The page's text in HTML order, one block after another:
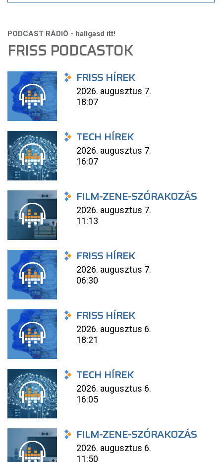
FRISS PODCASTOK
FRISS HÍREK
2026. augusztus 7.
18:07
TECH HÍREK
2026. augusztus 7.
16:07
FILM-ZENE-SZÓRAKOZÁS
2026. augusztus 7.
11:13
FRISS HÍREK
2026. augusztus 7.
06:30
FRISS HÍREK
2026. augusztus 6.
18:21
TECH HÍREK
2026. augusztus 6.
16:05
FILM-ZENE-SZÓRAKOZÁS
2026. augusztus 6.
11:50